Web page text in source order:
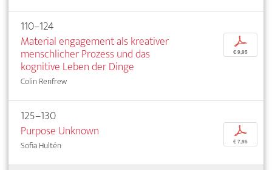
110–124
Material engagement als kreativer
menschlicher Prozess und das
kognitive Leben der Dinge
Colin Renfrew
p
€ 9,95
125–130
Purpose Unknown
Sofia Hultén
p
€ 7,95